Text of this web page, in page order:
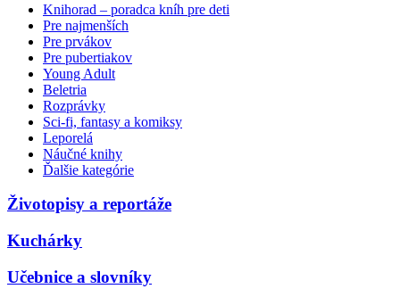
Knihorad – poradca kníh pre deti
Pre najmenších
Pre prvákov
Pre pubertiakov
Young Adult
Beletria
Rozprávky
Sci-fi, fantasy a komiksy
Leporelá
Náučné knihy
Ďalšie kategórie
Životopisy a reportáže
Kuchárky
Učebnice a slovníky